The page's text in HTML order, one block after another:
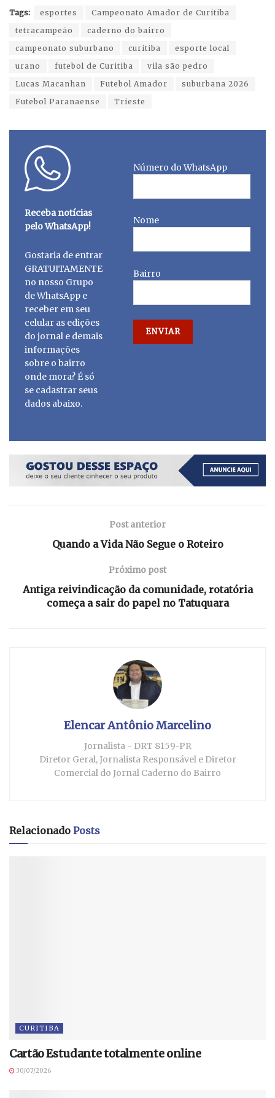
Tags: esportes
Campeonato Amador de Curitiba
tetracampeão
caderno do bairro
campeonato suburbano
curitiba
esporte local
urano
futebol de Curitiba
vila são pedro
Lucas Macanhan
Futebol Amador
suburbana 2026
Futebol Paranaense
Trieste
Receba notícias
pelo WhatsApp!
Gostaria de entrar
GRATUITAMENTE
no nosso Grupo
de WhatsApp e
receber em seu
celular as edições
do jornal e demais
informações
sobre o bairro
onde mora? É só
se cadastrar seus
dados abaixo.
Número do WhatsApp
Nome
Bairro
Post anterior
Quando a Vida Não Segue o Roteiro
Próximo post
Antiga reivindicação da comunidade, rotatória
começa a sair do papel no Tatuquara
Elencar Antônio Marcelino
Jornalista - DRT 8159-PR
Diretor Geral, Jornalista Responsável e Diretor
Comercial do Jornal Caderno do Bairro
Relacionado Posts
CURITIBA
Cartão Estudante totalmente online
30/07/2026